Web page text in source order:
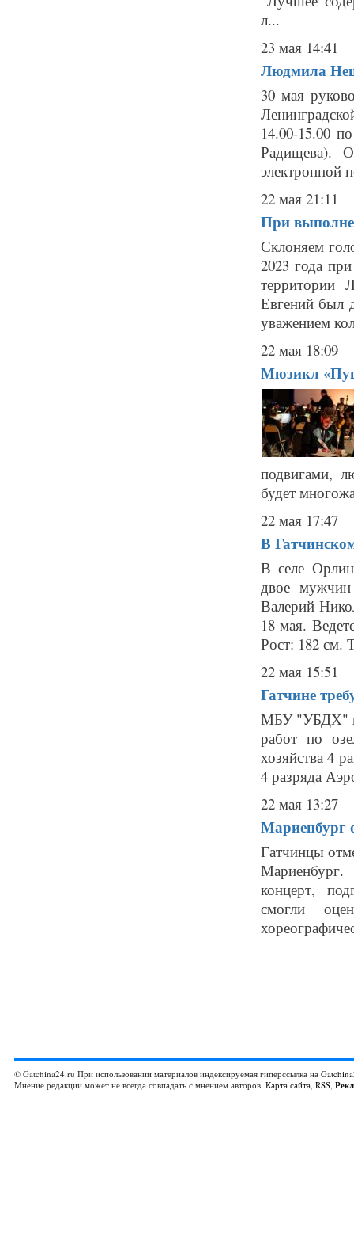
л...
23 мая 14:41
Людмила
30 мая
14.00-15.00
Радищева).
электронной
22 мая 21:11
При
Склоняем
2023 года
Евгений был
уважением
22 мая 18:09
Мюзикл
подвигами,
будет
22 мая 17:47
В
В селе
двое
Валерий
18 мая.
Рост: 182 см.
22 мая 15:51
Гатчине
МБУ "УБДХ" на
работ по
хозяйства 4
4 разряда
22 мая 13:27
Мариенбург
Гатчинцы
концерт,
смогли
© Gatchina24.ru При использовании материалов индексируемая гиперссылка на
Мнение редакции может не всегда совпадать с мнением авторов. Карта сайта, RSS,